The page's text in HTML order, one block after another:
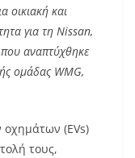
οικιακή και
για τη Nissan,
αναπτύχθηκε
ομάδας WMG,
οχημάτων (EVs)
τους,